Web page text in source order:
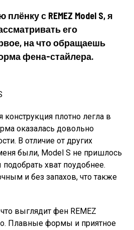
с REMEZ Model S, я
его
на что обращаешь
фена-стайлера.
конструкция плотно легла в
оказалась довольно
В отличие от других
были, Model S не пришлось
подобрать хват поудобнее.
и без запахов, что также
выглядит фен REMEZ
Плавные формы и приятное